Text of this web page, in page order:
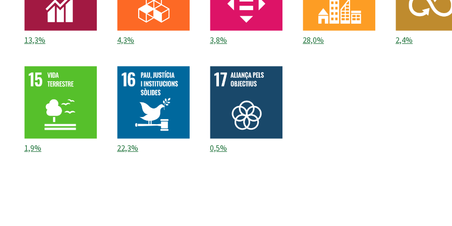
13,3% 4,3% 3,8% 28,0% 2,4%
1,9% 22,3% 0,5%